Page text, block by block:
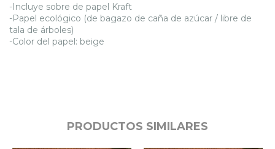
-Incluye sobre de papel Kraft
-Papel ecológico (de bagazo de caña de azúcar / libre de
tala de árboles)
-Color del papel: beige
PRODUCTOS SIMILARES